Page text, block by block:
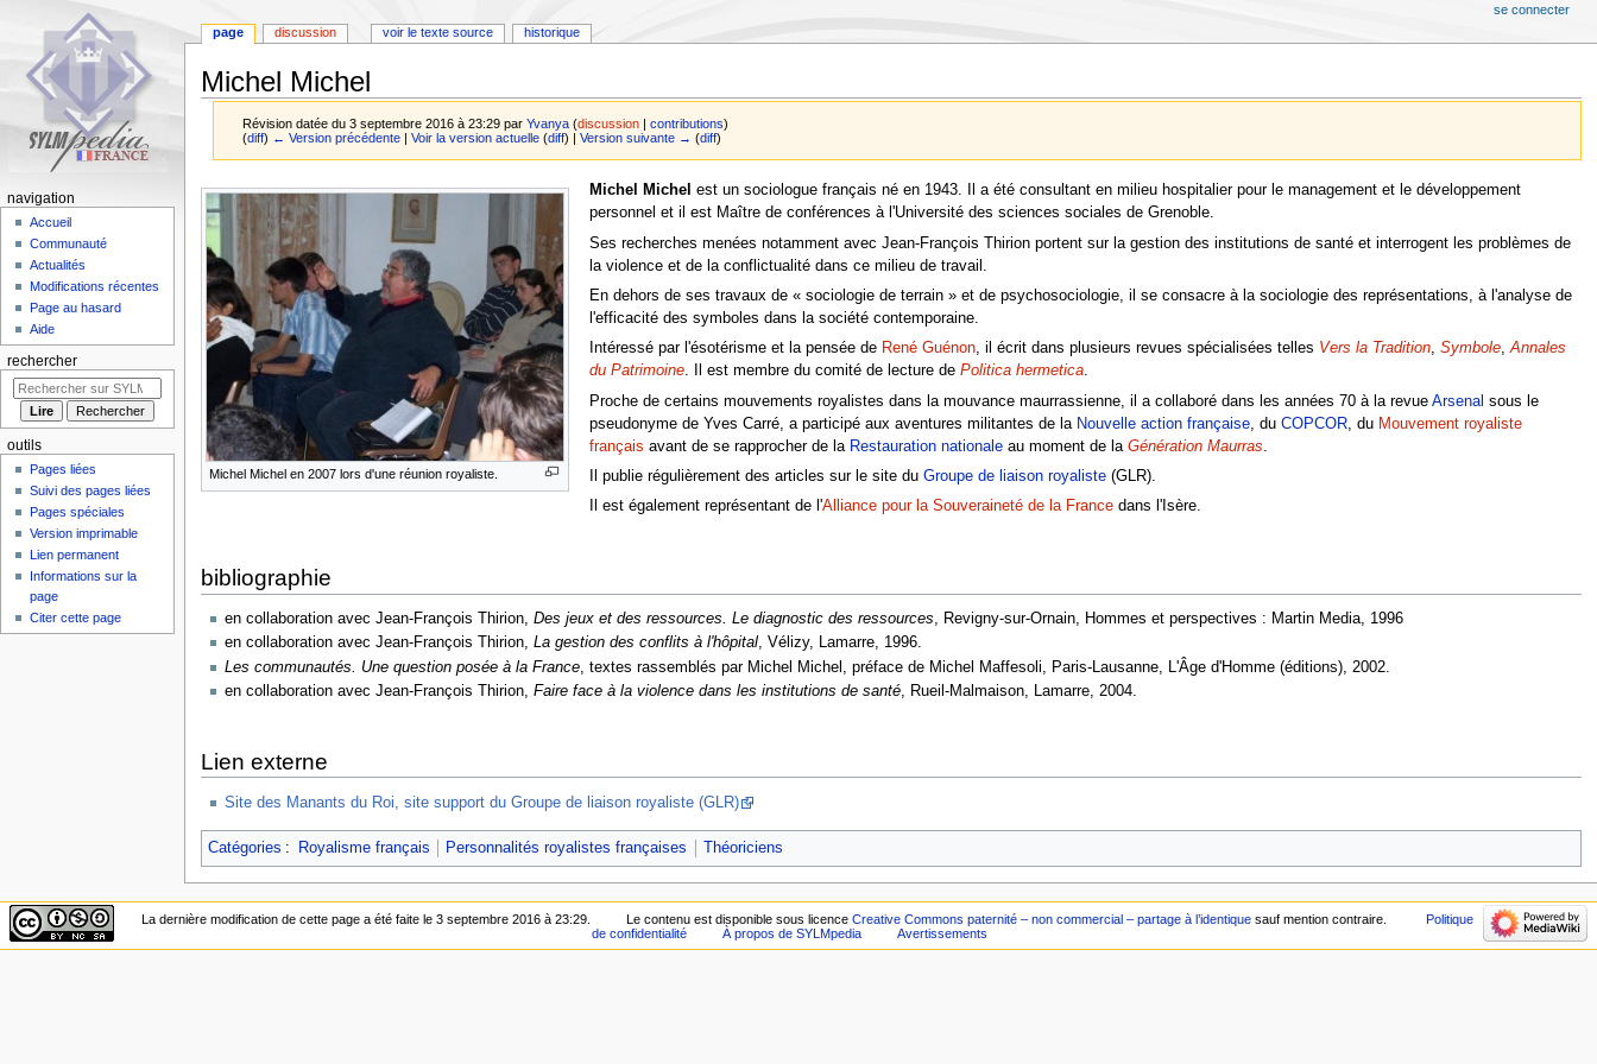
Michel Michel
Révision datée du 3 septembre 2016 à 23:29 parYvanya (discussion |contributions)
(diff) ← Version précédente |Voir la version actuelle (diff) |Version suivante → (diff)
Aller
à
la
navigation
Aller
à
la
recherche
Michel Michel en 2007 lors d'une réunion royaliste.
Michel Michel est un sociologue français né en 1943. Il a été consultant en milieu hospitalier pour le management et le développement
personnel et il est Maître de conférences à l'Université des sciences sociales de Grenoble.
Ses recherches menées notamment avec Jean-François Thirion portent sur la gestion des institutions de santé et interrogent les problèmes de
la violence et de la conflictualité dans ce milieu de travail.
En dehors de ses travaux de « sociologie de terrain » et de psychosociologie, il se consacre à la sociologie des représentations, à l'analyse de
l'efficacité des symboles dans la société contemporaine.
Intéressé par l'ésotérisme et la pensée de René Guénon, il écrit dans plusieurs revues spécialisées telles Vers la Tradition,Symbole,Annales
du Patrimoine. Il est membre du comité de lecture dePolitica hermetica.
Proche de certains mouvements royalistes dans la mouvance maurrassienne, il a collaboré dans les années 70 à la revueArsenal sous le
pseudonyme de Yves Carré, a participé aux aventures militantes de la Nouvelle action française , duCOPCOR , du Mouvement royaliste
français avant de se rapprocher de la Restauration nationale au moment de laGénération Maurras
Il publie régulièrement des articles sur le site duGroupe de liaison royaliste (GLR).
Il est également représentant de l'Alliance pour la Souveraineté de la France dans l'Isère.
bibliographie
en collaboration avec Jean-François Thirion, Des jeux et des ressources. Le diagnostic des ressources, Revigny-sur-Ornain, Hommes et perspectives : Martin Media, 1996
en collaboration avec Jean-François Thirion, La gestion des conflits à l'hôpital, Vélizy, Lamarre, 1996.
Les communautés. Une question posée à la France, textes rassemblés par Michel Michel, préface de Michel Maffesoli, Paris-Lausanne, L'Âge d'Homme (éditions), 2002.
en collaboration avec Jean-François Thirion, Faire face à la violence dans les institutions de santé, Rueil-Malmaison, Lamarre, 2004.
Lien externe
Site des Manants du Roi, site support du Groupe de liaison royaliste (GLR)
Catégories : Royalisme français Personnalités royalistes françaises Théoriciens
page discussion voir le texte source historique
se connecter
navigation
Accueil
Communauté
Actualités
Modifications récentes
Page au hasard
Aide
rechercher
outils
Pages liées
Suivi des pages liées
Pages spéciales
Version imprimable
Lien permanent
Informations sur la
page
Citer cette page
La dernière modification de cette page a été faite le 3 septembre 2016 à 23:29. Le contenu est disponible sous licence Creative Commons paternité – non commercial – partage à l’identiquesauf mention contraire.
Politique
de confidentialité
À propos de SYLMpedia Avertissements